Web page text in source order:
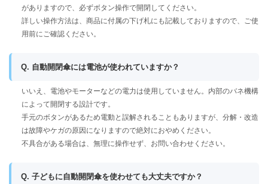
がありますので、必ずボタン操作で開閉してください。
詳しい操作方法は、商品に付属の下げ札にも記載しておりますので、ご使
用前にご確認ください。
Q. 自動開閉傘には電池が使われていますか？
いいえ、電池やモーターなどの電力は使用していません。内部のバネ機構
によって開閉する設計です。
手元のボタンがあるため電動と誤解されることもありますが、分解・改造
は故障やケガの原因になりますので絶対におやめください。
不具合がある場合は、無理に操作せず、お問い合わせください。
Q. 子どもに自動開閉傘を使わせても大丈夫ですか？